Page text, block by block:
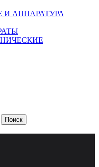
И АППАРАТУРА
Поиск